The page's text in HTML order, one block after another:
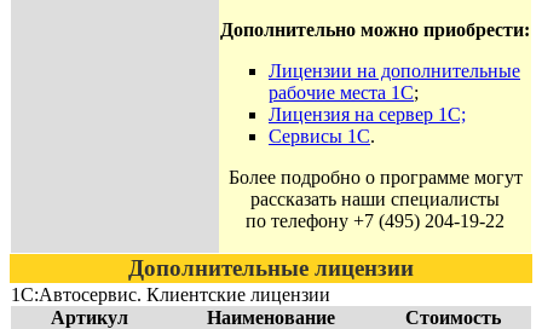
Дополнительно можно приобрести:
Лицензии на дополнительные
рабочие места 1С;
Лицензия на сервер 1С;
Сервисы 1С.
Более подробно о программе могут
рассказать наши специалисты
по телефону +7 (495) 204-19-22
Дополнительные лицензии
1С:Автосервис. Клиентские лицензии
Артикул
Наименование Стоимость